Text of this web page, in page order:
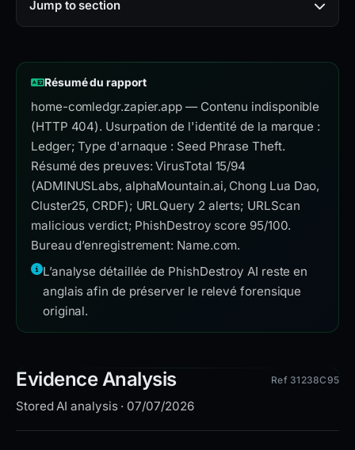
Jump to section
Résumé du rapport
home-comledgr.zapier.app — Contenu indisponible
(HTTP 404). Usurpation de l'identité de la marque :
Ledger; Type d'arnaque : Seed Phrase Theft.
Résumé des preuves: VirusTotal 15/94
(ADMINUSLabs, alphaMountain.ai, Chong Lua Dao,
Cluster25, CRDF); URLQuery 2 alerts; URLScan
malicious verdict; PhishDestroy score 95/100.
Bureau d’enregistrement: Name.com.
L’analyse détaillée de PhishDestroy AI reste en
anglais afin de préserver le relevé forensique
original.
Evidence Analysis
Stored AI analysis · 07/07/2026
Ref 31238C95